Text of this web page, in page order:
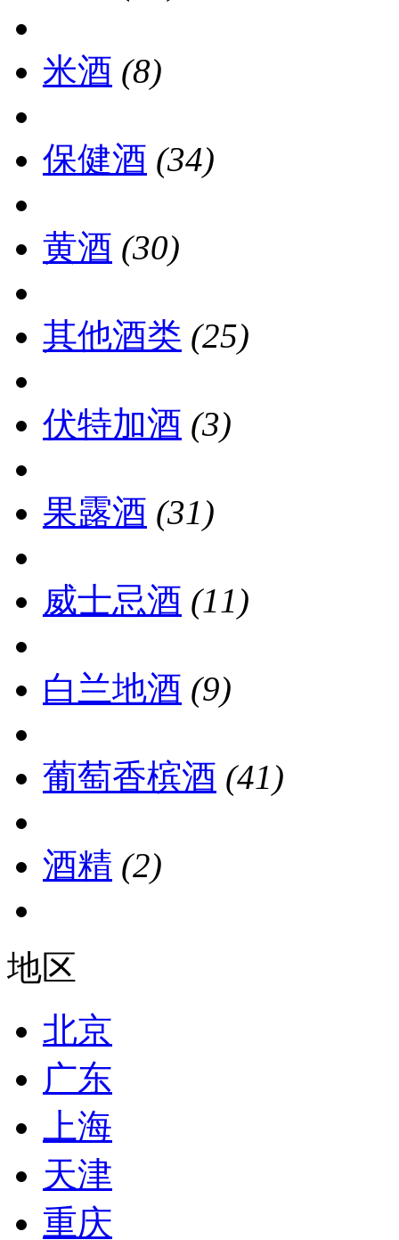
米酒 (8)
保健酒 (34)
黄酒 (30)
其他酒类 (25)
伏特加酒 (3)
果露酒 (31)
威士忌酒 (11)
白兰地酒 (9)
葡萄香槟酒 (41)
酒精 (2)
地区
北京
广东
上海
天津
重庆